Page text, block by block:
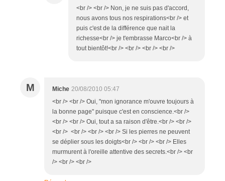
<br /> <br /> Non, je ne suis pas d'accord,
nous avons tous nos respirations<br /> et
puis c'est de la différence que nait la
richesse<br /> je t'embrasse Marco<br /> à
tout bientôt!<br /> <br /> <br /> <br />
M Miche 20/08/2010 05:47
<br /> <br /> Oui, "mon ignorance m'ouvre toujours à
la bonne page" puisque c'est en conscience.<br />
<br /> <br /> Oui, tout a sa raison d'être.<br /> <br />
<br /> <br /> <br /> <br /> Si les pierres ne peuvent
se déplier sous les doigts<br /> <br /> <br /> Elles
murmurent à l'oreille attentive des secrets.<br /> <br
/> <br /> <br />